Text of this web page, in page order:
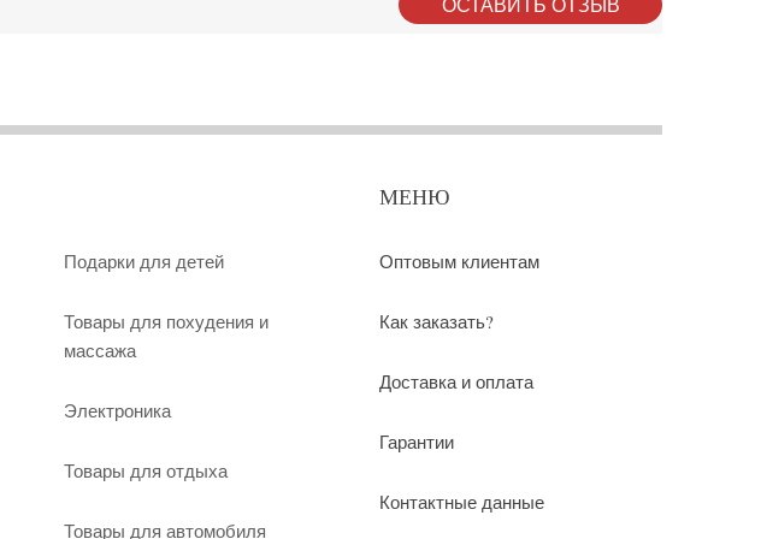
Подарки для детей
Товары для похудения и
массажа
Электроника
Товары для отдыха
Товары для автомобиля
МЕНЮ
Оптовым клиентам
Как заказать?
Доставка и оплата
Гарантии
Контактные данные